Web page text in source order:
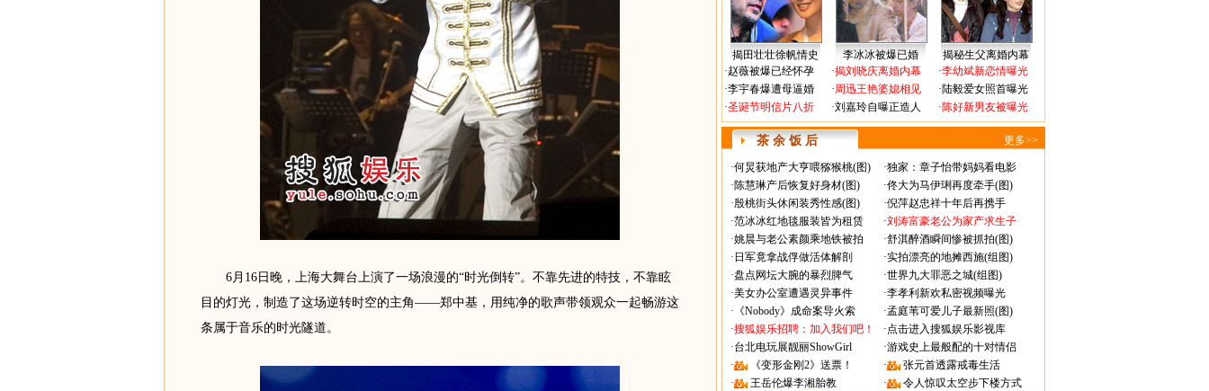
6月16日晚，上海大舞台上演了一场浪漫的“时光倒转”。不靠先进的特技，不靠眩
目的灯光，制造了这场逆转时空的主角——郑中基，用纯净的歌声带领观众一起畅游这
条属于音乐的时光隧道。
揭田壮壮徐帆情史 李冰冰被爆已婚
揭秘生父离婚内幕
·赵薇被爆已经怀孕
·李宇春爆遭母逼婚
·圣诞节明信片八折
·揭刘晓庆离婚内幕
·周迅王艳婆媳相见
·刘嘉玲自曝正造人
·李幼斌新恋情曝光
·陆毅爱女照首曝光
·陈好新男友被曝光
茶 余 饭 后 更多>>
·何炅获地产大亨喂猕猴桃(图) ·独家：章子怡带妈妈看电影
·陈慧琳产后恢复好身材(图) ·佟大为马伊琍再度牵手(图)
·殷桃街头休闲装秀性感(图) ·倪萍赵忠祥十年后再携手
·范冰冰红地毯服装皆为租赁 ·刘涛富豪老公为家产求生子
·姚晨与老公素颜乘地铁被拍 ·舒淇醉酒瞬间惨被抓拍(图)
· 日军竟拿战俘做活体解剖 ·实拍漂亮的地摊西施(组图)
·盘点网坛大腕的暴烈脾气 ·世界九大罪恶之城(组图)
·美女办公室遭遇灵异事件 ·李孝利新欢私密视频曝光
· 《Nobody》成命案导火索 ·孟庭苇可爱儿子最新照(图)
·搜狐娱乐招聘：加入我们吧！ ·点击进入搜狐娱乐影视库
·台北电玩展靓丽ShowGirl ·游戏史上最般配的十对情侣
·
《变形金刚2》送票！ ·
张元首透露戒毒生活
·
王岳伦爆李湘胎教 · 令人惊叹太空步下楼方式